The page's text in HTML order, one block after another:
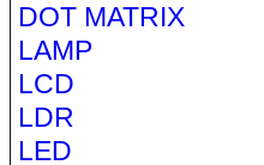
DOT MATRIX
LAMP
LCD
LDR
LED